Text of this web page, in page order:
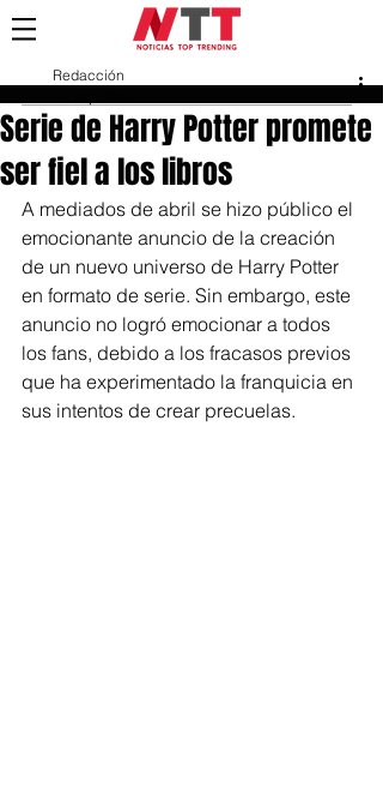
Serie de Harry Potter promete
ser fiel a los libros
Redacción
A mediados de abril se hizo público el
emocionante anuncio de la creación
de un nuevo universo de Harry Potter
en formato de serie. Sin embargo, este
anuncio no logró emocionar a todos
los fans, debido a los fracasos previos
que ha experimentado la franquicia en
sus intentos de crear precuelas.